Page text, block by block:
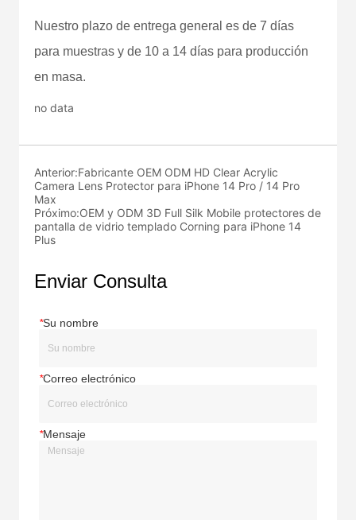
no data
Anterior:Fabricante OEM ODM HD Clear Acrylic
Camera Lens Protector para iPhone 14 Pro / 14 Pro
Max
Próximo:OEM y ODM 3D Full Silk Mobile protectores de
pantalla de vidrio templado Corning para iPhone 14
Plus
Enviar Consulta
*Su nombre
*Correo electrónico
*Mensaje